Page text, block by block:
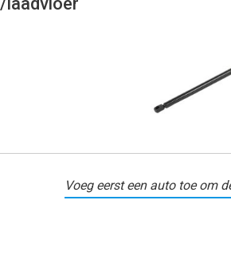
Voeg eerst een auto toe om